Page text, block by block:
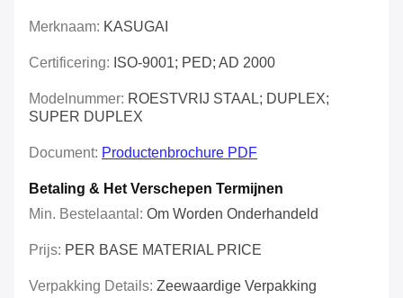
Merknaam: KASUGAI
Certificering: ISO-9001; PED; AD 2000
Modelnummer: ROESTVRIJ STAAL; DUPLEX;
SUPER DUPLEX
Document: Productenbrochure PDF
Betaling & Het Verschepen Termijnen
Min. Bestelaantal: Om Worden Onderhandeld
Prijs: PER BASE MATERIAL PRICE
Verpakking Details: Zeewaardige Verpakking